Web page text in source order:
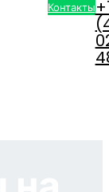
Контакты